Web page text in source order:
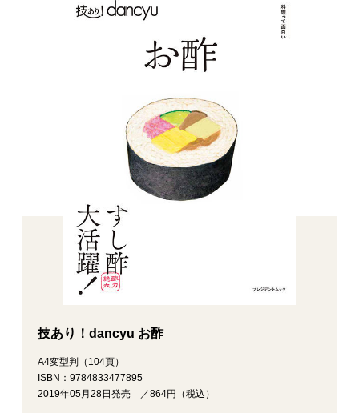
技あり！dancyu お酢
A4変型判（104頁）
ISBN：9784833477895
2019年05月28日発売 ／864円（税込）